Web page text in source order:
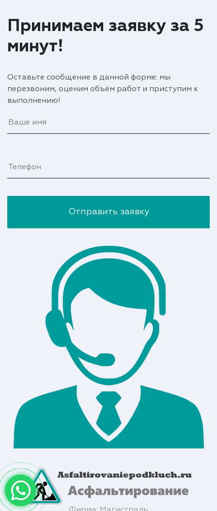
Принимаем заявку за 5
минут!
Оставьте сообщение в данной форме: мы
перезвоним, оценим объём работ и приступим к
выполнению!